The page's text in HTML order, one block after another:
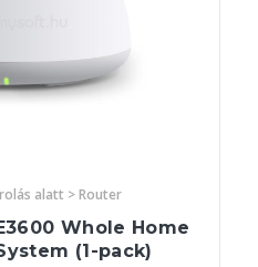
alatt > Router
Whole Home
(1-pack)